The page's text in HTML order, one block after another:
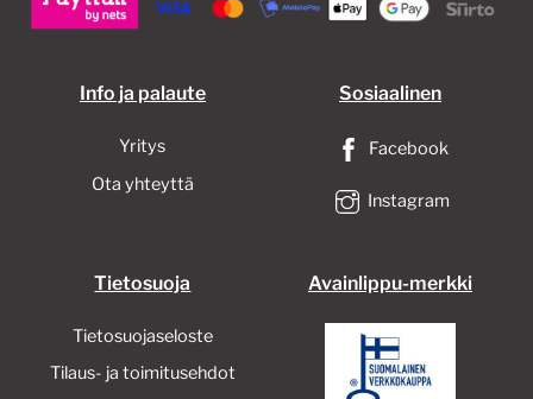
Info ja palaute
Yritys
Ota yhteyttä
Sosiaalinen
Facebook
Instagram
Tietosuoja
Tietosuojaseloste
Tilaus- ja toimitusehdot
Avainlippu-merkki